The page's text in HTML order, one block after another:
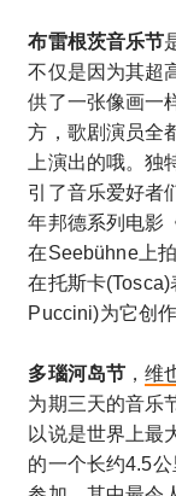
布雷根茨音乐节
不仅是因为其超
供了一张像画一
方，歌剧演员全
上演出的哦。独
引了音乐爱好者
年邦德系列电影
在Seebühne上
在托斯卡
Puccini)为它创
多瑙河岛节 ，维
为期三天的音乐
以说是世界上最
的一个长约4.5